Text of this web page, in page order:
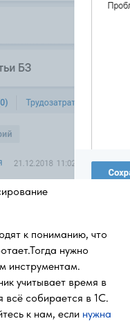
к пониманию, что
нужно
инструментам.
учитывает время в
всё собирается в 1С.
к нам, если нужна